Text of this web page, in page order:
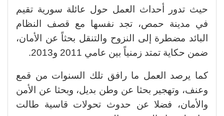
حيث تدور أحداث العمل حول عائلة سورية تقيم
في مدينة حمص، تجد نفسها مع قصف النظام
البائد مضطرة إلى النزوح والتنقل بحثاً عن الأمان،
ضمن حكاية تمتد زمنياً بين عامي 2011 و2013
.
كما يرصد العمل ما رافق تلك السنوات من قمع
وعنف، وتهجير بحثا عن وطن بديل، وبحثا عن الأمن
والأمان، فضلا عن حدوث تحولات قاسية طالت